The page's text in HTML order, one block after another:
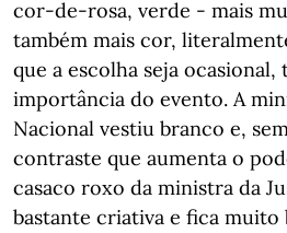
cor-de-rosa, verde - mais
também mais cor,
que a escolha seja
importância do evento. A
Nacional vestiu branco e,
contraste que aumenta o
casaco roxo da ministra da
bastante criativa e fica muito